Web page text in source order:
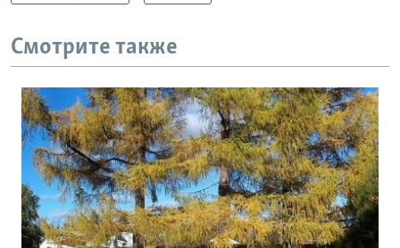
Смотрите также